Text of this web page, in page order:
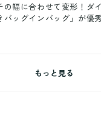
の幅に合わせて変形！ダ
バッグインバッグ」が優
もっと見る